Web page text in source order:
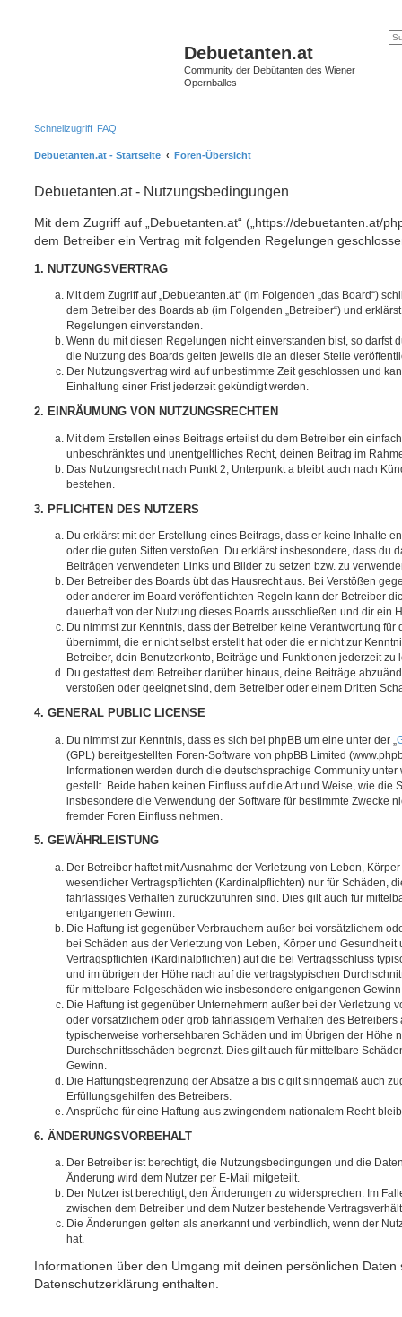
Debuetanten.at
Community der Debütanten des Wiener
Opernballes
Schnellzugriff FAQ
Debuetanten.at - Startseite Foren-Übersicht
Debuetanten.at - Nutzungsbedingungen
Mit dem Zugriff auf „Debuetanten.at“ („https://debuetanten.at/
dem Betreiber ein Vertrag mit folgenden Regelungen
1. NUTZUNGSVERTRAG
Mit dem Zugriff auf „Debuetanten.at“ (im Folgenden „das Board“)
dem Betreiber des Boards ab (im Folgenden „Betreiber“) und
Regelungen einverstanden.
Wenn du mit diesen Regelungen nicht einverstanden bist, so darfst
die Nutzung des Boards gelten jeweils die an dieser Stelle
Der Nutzungsvertrag wird auf unbestimmte Zeit geschlossen und
Einhaltung einer Frist jederzeit gekündigt werden.
2. EINRÄUMUNG VON NUTZUNGSRECHTEN
Mit dem Erstellen eines Beitrags erteilst du dem Betreiber ein
unbeschränktes und unentgeltliches Recht, deinen Beitrag im
Das Nutzungsrecht nach Punkt 2, Unterpunkt a bleibt auch nach
bestehen.
3. PFLICHTEN DES NUTZERS
Du erklärst mit der Erstellung eines Beitrags, dass er keine Inhalte
oder die guten Sitten verstoßen. Du erklärst insbesondere, dass du
Beiträgen verwendeten Links und Bilder zu setzen bzw. zu
Der Betreiber des Boards übt das Hausrecht aus. Bei Verstößen
oder anderer im Board veröffentlichten Regeln kann der Betreiber
dauerhaft von der Nutzung dieses Boards ausschließen und dir ein
Du nimmst zur Kenntnis, dass der Betreiber keine Verantwortung für
übernimmt, die er nicht selbst erstellt hat oder die er nicht zur
Betreiber, dein Benutzerkonto, Beiträge und Funktionen jederzeit zu
Du gestattest dem Betreiber darüber hinaus, deine Beiträge
verstoßen oder geeignet sind, dem Betreiber oder einem Dritten
4. GENERAL PUBLIC LICENSE
Du nimmst zur Kenntnis, dass es sich bei phpBB um eine unter der „
(GPL) bereitgestellten Foren-Software von phpBB Limited
Informationen werden durch die deutschsprachige Community unter
gestellt. Beide haben keinen Einfluss auf die Art und Weise, wie die
insbesondere die Verwendung der Software für bestimmte Zwecke
fremder Foren Einfluss nehmen.
5. GEWÄHRLEISTUNG
Der Betreiber haftet mit Ausnahme der Verletzung von Leben,
wesentlicher Vertragspflichten (Kardinalpflichten) nur für Schäden,
fahrlässiges Verhalten zurückzuführen sind. Dies gilt auch für
entgangenen Gewinn.
Die Haftung ist gegenüber Verbrauchern außer bei vorsätzlichem
bei Schäden aus der Verletzung von Leben, Körper und
Vertragspflichten (Kardinalpflichten) auf die bei Vertragsschluss
und im übrigen der Höhe nach auf die vertragstypischen
für mittelbare Folgeschäden wie insbesondere entgangenen
Die Haftung ist gegenüber Unternehmern außer bei der Verletzung
oder vorsätzlichem oder grob fahrlässigem Verhalten des Betreibers
typischerweise vorhersehbaren Schäden und im Übrigen der Höhe
Durchschnittsschäden begrenzt. Dies gilt auch für mittelbare
Gewinn.
Die Haftungsbegrenzung der Absätze a bis c gilt sinngemäß auch
Erfüllungsgehilfen des Betreibers.
Ansprüche für eine Haftung aus zwingendem nationalem Recht
6. ÄNDERUNGSVORBEHALT
Der Betreiber ist berechtigt, die Nutzungsbedingungen und die
Änderung wird dem Nutzer per E-Mail mitgeteilt.
Der Nutzer ist berechtigt, den Änderungen zu widersprechen. Im
zwischen dem Betreiber und dem Nutzer bestehende
Die Änderungen gelten als anerkannt und verbindlich, wenn der
hat.
Informationen über den Umgang mit deinen persönlichen Daten
Datenschutzerklärung enthalten.